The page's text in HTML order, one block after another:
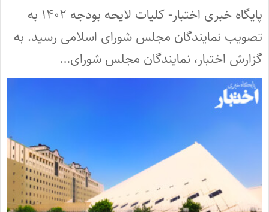
پایگاه خبری اختبار- کلیات لایحه بودجه ۱۴۰۲ به
تصویب نمایندگان مجلس شورای اسلامی رسید. به
گزارش اختبار، نمایندگان مجلس شورای…